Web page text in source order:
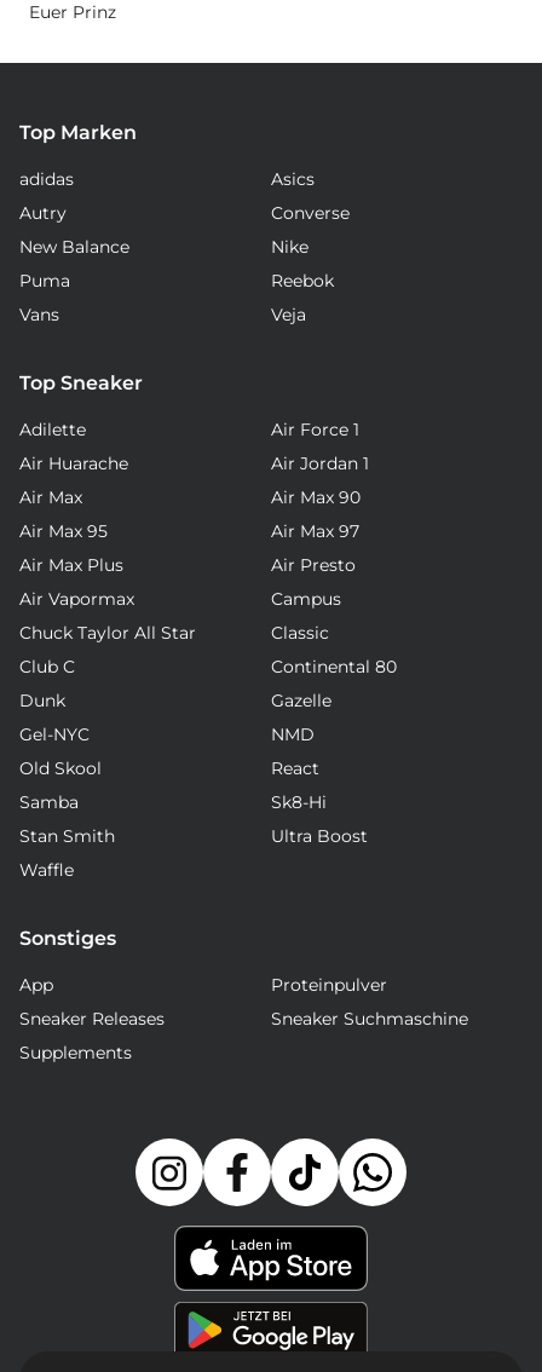
Euer Prinz
Top Marken
adidas
Asics
Autry
Converse
New Balance
Nike
Puma
Reebok
Vans
Veja
Top Sneaker
Adilette
Air Force 1
Air Huarache
Air Jordan 1
Air Max
Air Max 90
Air Max 95
Air Max 97
Air Max Plus
Air Presto
Air Vapormax
Campus
Chuck Taylor All Star
Classic
Club C
Continental 80
Dunk
Gazelle
Gel-NYC
NMD
Old Skool
React
Samba
Sk8-Hi
Stan Smith
Ultra Boost
Waffle
Sonstiges
App
Proteinpulver
Sneaker Releases
Sneaker Suchmaschine
Supplements